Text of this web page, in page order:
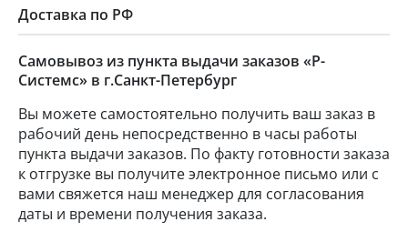
Доставка по РФ
Самовывоз из пункта выдачи заказов «Р-
Системс» в г.Санкт-Петербург
Вы можете самостоятельно получить ваш заказ в
рабочий день непосредственно в часы работы
пункта выдачи заказов. По факту готовности заказа
к отгрузке вы получите электронное письмо или с
вами свяжется наш менеджер для согласования
даты и времени получения заказа.